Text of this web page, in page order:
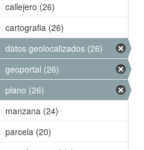
callejero (26)
cartografia (26)
datos geolocalizados (26)
geoportal (26)
plano (26)
manzana (24)
parcela (20)